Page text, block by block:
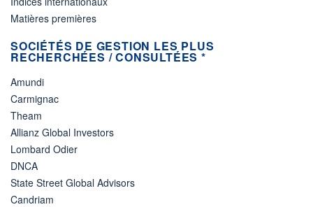
Matières premières
SOCIÉTÉS DE GESTION LES PLUS
RECHERCHÉES / CONSULTÉES *
Amundi
Carmignac
Theam
Allianz Global Investors
Lombard Odier
DNCA
State Street Global Advisors
Candriam